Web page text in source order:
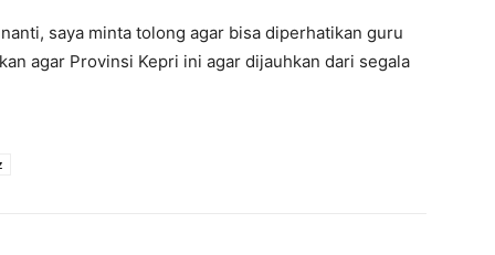
saya minta tolong agar bisa diperhatikan guru
agar Provinsi Kepri ini agar dijauhkan dari segala